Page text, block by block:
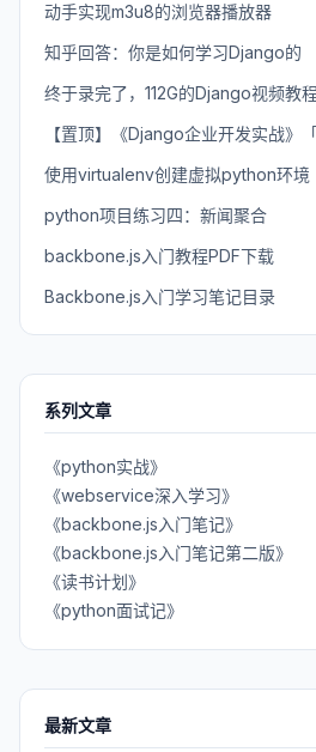
动手实现m3u8的浏览器播放器
知乎回答：你是如何学习Django的
终于录完了，112G的Django视频教
【置顶】《Django企业开发实战》「
使用virtualenv创建虚拟python环境
python项目练习四：新闻聚合
backbone.js入门教程PDF下载
Backbone.js入门学习笔记目录
系列文章
《python实战》
《webservice深入学习》
《backbone.js入门笔记》
《backbone.js入门笔记第二版》
《读书计划》
《python面试记》
最新文章